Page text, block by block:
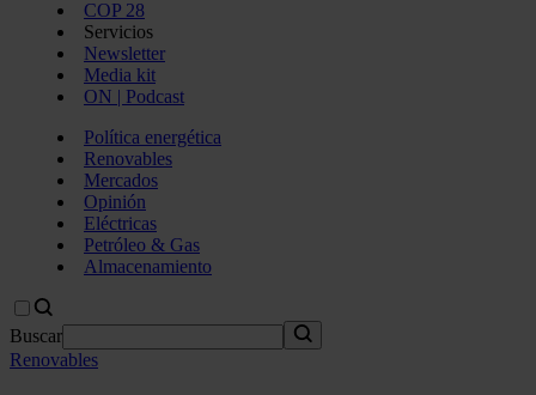
COP 28
Servicios
Newsletter
Media kit
ON | Podcast
Política energética
Renovables
Mercados
Opinión
Eléctricas
Petróleo & Gas
Almacenamiento
Buscar
Renovables